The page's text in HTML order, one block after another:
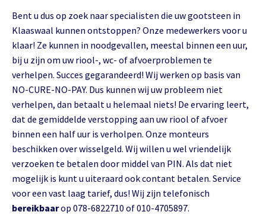
Bent u dus op zoek naar specialisten die uw gootsteen in
Klaaswaal kunnen ontstoppen? Onze medewerkers voor u
klaar! Ze kunnen in noodgevallen, meestal binnen een uur,
bij u zijn om uw riool-, wc- of afvoerproblemen te
verhelpen. Succes gegarandeerd! Wij werken op basis van
NO-CURE-NO-PAY. Dus kunnen wij uw probleem niet
verhelpen, dan betaalt u helemaal niets! De ervaring leert,
dat de gemiddelde verstopping aan uw riool of afvoer
binnen een half uur is verholpen. Onze monteurs
beschikken over wisselgeld. Wij willen u wel vriendelijk
verzoeken te betalen door middel van PIN. Als dat niet
mogelijk is kunt u uiteraard ook contant betalen. Service
voor een vast laag tarief, dus! Wij zijn telefonisch
bereikbaarop 078-6822710 of 010-4705897.